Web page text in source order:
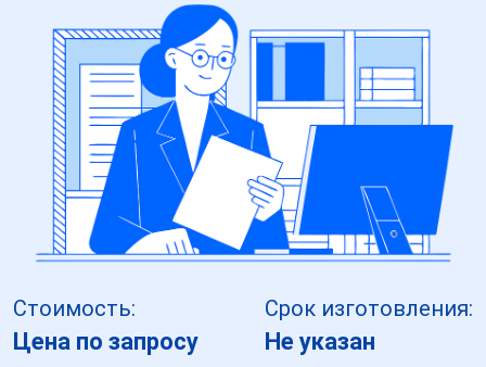
Стоимость:
Цена по запросу
Срок изготовления:
Не указан